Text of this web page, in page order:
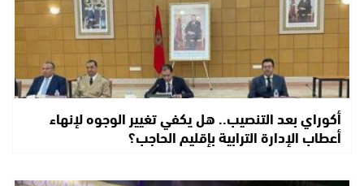
أكوراي بعد التنصيب.. هل يكفي تغيير الوجوه لإنهاء
أعطاب الإدارة الترابية بإقليم الحاجب؟